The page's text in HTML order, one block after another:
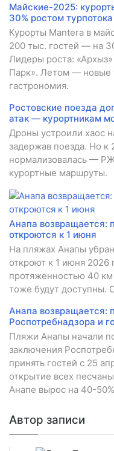
Майские-2025:
30% ростом турпотока
Курорты Mantera в
200 тыс. гостей — на
Лидеры роста:
Парк». Летом — новые
гастрономия.
Ростовские поезда
атак — курортникам
Дроны устроили хаос
задержав поезда. Но к
нормализовалась —
курортные маршруты.
Анапа возвращается:
откроются к 1 июня
На пляжах Анапы
откроют к 1 июня
протяженностью 40
тоже будут доступны.
Анапа возвращается:
Роспотребнадзора и
Пляжи Анапы начали
заключения
принять гостей с 25
открытие всех
Анапе вырос на 40-
Автор записи